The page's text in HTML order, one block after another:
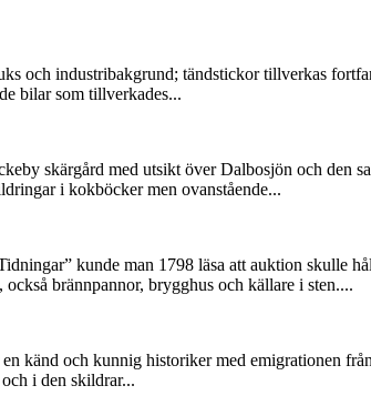
industribakgrund; tändstickor tillverkas
bilar som tillverkades...
skärgård med utsikt över Dalbosjön och den
i kokböcker men ovanstående...
kunde man 1798 läsa att auktion skulle
brännpannor, brygghus och källare i sten....
känd och kunnig historiker med emigrationen
i den skildrar...